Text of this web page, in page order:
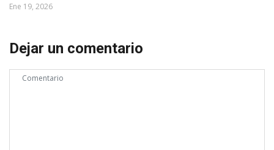
Ene 19, 2026
Dejar un comentario